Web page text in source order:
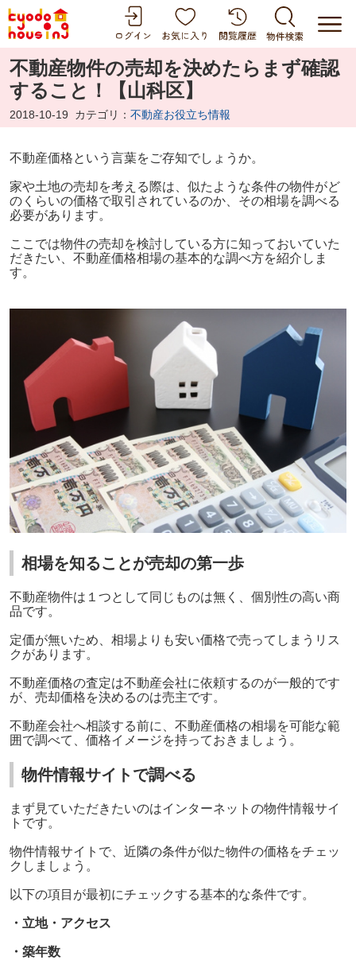
不動産物件の売却を決めたらまず確認
すること！【山科区】
2018-10-19 カテゴリ： 不動産お役立ち情報
不動産価格という言葉をご存知でしょうか。
家や土地の売却を考える際は、似たような条件の物件がど
のくらいの価格で取引されているのか、その相場を調べる
必要があります。
ここでは物件の売却を検討している方に知っておいていた
だきたい、不動産価格相場の基本的な調べ方を紹介しま
す。
相場を知ることが売却の第一歩
不動産物件は１つとして同じものは無く、個別性の高い商
品です。
定価が無いため、相場よりも安い価格で売ってしまうリス
クがあります。
不動産価格の査定は不動産会社に依頼するのが一般的です
が、売却価格を決めるのは売主です。
不動産会社へ相談する前に、不動産価格の相場を可能な範
囲で調べて、価格イメージを持っておきましょう。
物件情報サイトで調べる
まず見ていただきたいのはインターネットの物件情報サイ
トです。
物件情報サイトで、近隣の条件が似た物件の価格をチェッ
クしましょう。
以下の項目が最初にチェックする基本的な条件です。
・立地・アクセス
・築年数